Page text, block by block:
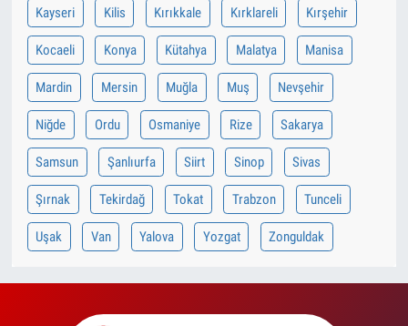
Kayseri Kilis Kırıkkale Kırklareli Kırşehir
Kocaeli Konya Kütahya Malatya Manisa
Mardin Mersin Muğla Muş Nevşehir
Niğde Ordu Osmaniye Rize Sakarya
Samsun Şanlıurfa Siirt Sinop Sivas
Şırnak Tekirdağ Tokat Trabzon Tunceli
Uşak Van Yalova Yozgat Zonguldak